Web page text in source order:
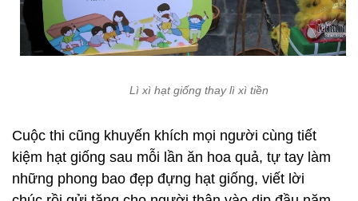
Lì xì hạt giống thay lì xì tiền
Cuộc thi cũng khuyến khích mọi người cùng tiết
kiệm hạt giống sau mỗi lần ăn hoa quả, tự tay làm
những phong bao đẹp đựng hạt giống, viết lời